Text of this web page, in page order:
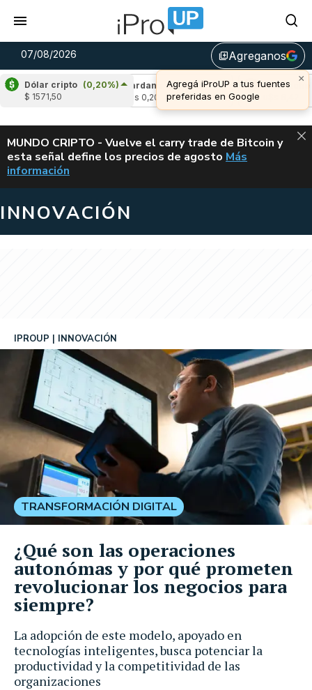
07/08/2026 library_addAgreganos
×
Agregá iProUP a tus fuentes
preferidas en Google
Dólar cripto (0,20%)
$ 1571,50
Cardano (4,88%)
Avalanche
u$s 6,42
ALERTA
MUNDO CRIPTO - Vuelve el carry trade de Bitcoin y
esta señal define los precios de agosto VUELVE EL
Más
información
INNOVACIÓN
La adopción de este modelo, apoyado en
tecnologías inteligentes, busca potenciar la
productividad y la competitividad de las
organizaciones
IPROUP INNOVACIÓN
TRANSFORMACIÓN DIGITAL
¿Qué son las operaciones
autonómas y por qué prometen
revolucionar los negocios para
siempre?